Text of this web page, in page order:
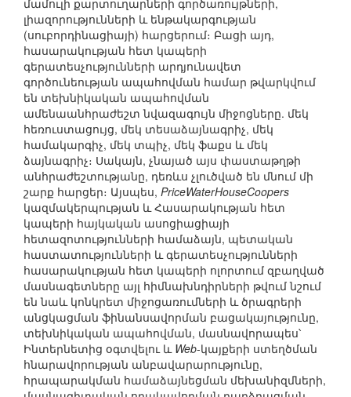
մամուլի քարտուղարների գործառույթների,
լիազորությունների և ենթակարգության
(սուբորդինացիայի) հարցերում։ Բացի այդ,
հասարակության հետ կապերի
գերատեսչությունների արդյունավետ
գործունեության ապահովման համար թվարկվում
են տեխնիկական ապահովման
ամենաանհրաժեշտ նվազագույն միջոցները. մեկ
հեռուստացույց, մեկ տեսաձայնագրիչ, մեկ
համակարգիչ, մեկ տպիչ, մեկ ֆաքս և մեկ
ձայնագրիչ։ Սակայն, չնայած այս փաստաթղթի
անհրաժեշտությանը, դեռևս չլուծված են մնում մի
շարք հարցեր։ Այսպես, PriceWaterHouseCoopers
կազմակերպության և Հասարակության հետ
կապերի հայկական ասոցիացիայի
հետազոտությունների համաձայն, պետական
հաստատությունների և գերատեսչությունների
հասարակության հետ կապերի ոլորտում զբաղված
մասնագետները այլ հիմնախնդիրների թվում նշում
են նաև կոնկրետ միջոցառումների և ծրագրերի
անցկացման ֆինանսավորման բացակայությունը,
տեխնիկական ապահովման, մասնավորապես՝
Ինտերնետից օգտվելու և Web-կայքերի ստեղծման
հնարավորության անբավարարությունը,
հրապարակման համաձայնեցման մեխանիզմների,